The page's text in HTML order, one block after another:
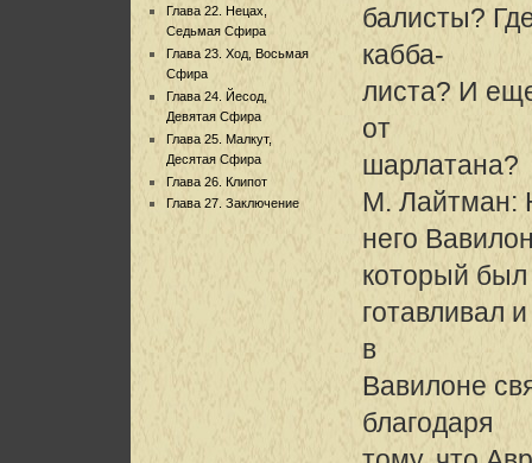
Глава 22. Нецах,
Седьмая Сфира
Глава 23. Ход, Восьмая
Сфира
Глава 24. Йесод,
Девятая Сфира
Глава 25. Малкут,
Десятая Сфира
Глава 26. Клипот
Глава 27. Заключение
балисты?
кабба-
листа? И
от
шарлатана?
М. Лайтман:
него
который
готавливал
в
Вавилоне
благодаря